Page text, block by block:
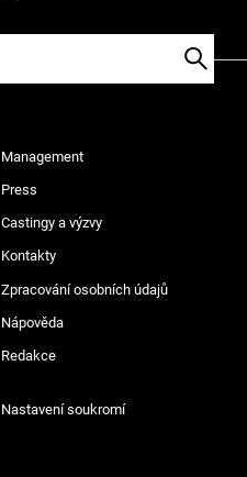
Management
Press
Castingy a výzvy
Kontakty
Zpracování osobních údajů
Nápověda
Redakce
Nastavení soukromí